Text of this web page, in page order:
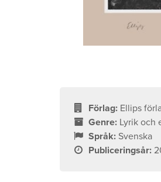
Förlag: Ellips
Genre: Lyrik och
Språk: Svenska
Publiceringsår: